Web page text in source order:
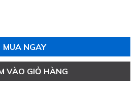
MUA NGAY
VÀO GIỎ HÀNG